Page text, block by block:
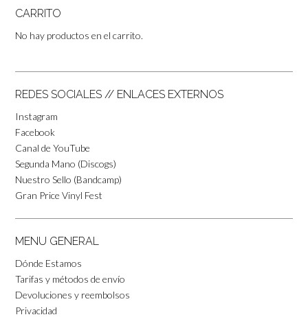
CARRITO
No hay productos en el carrito.
REDES SOCIALES // ENLACES EXTERNOS
Instagram
Facebook
Canal de YouTube
Segunda Mano (Discogs)
Nuestro Sello (Bandcamp)
Gran Price Vinyl Fest
MENU GENERAL
Dónde Estamos
Tarifas y métodos de envío
Devoluciones y reembolsos
Privacidad